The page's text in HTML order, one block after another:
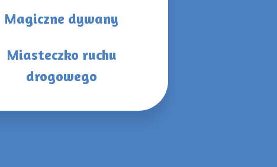
Magiczne dywany
Miasteczko ruchu
drogowego